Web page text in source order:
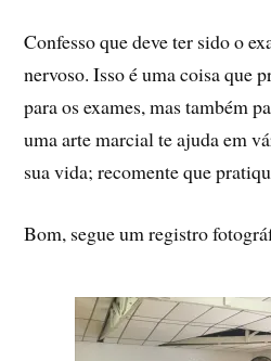
Confesso que deve ter sido o
nervoso. Isso é uma coisa que
para os exames, mas também
uma arte marcial te ajuda em
sua vida; recomente que
Bom, segue um registro